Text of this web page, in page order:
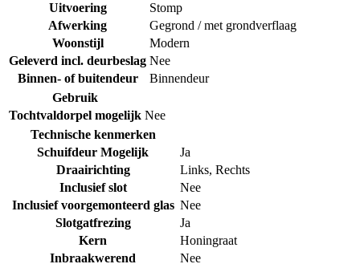
Uitvoering
Stomp
Afwerking
Gegrond / met grondverflaag
Woonstijl
Modern
Geleverd incl. deurbeslag Nee
Binnen- of buitendeur
Binnendeur
Gebruik
Tochtvaldorpel mogelijk Nee
Technische kenmerken
Schuifdeur Mogelijk
Ja
Draairichting
Links, Rechts
Inclusief slot
Nee
Inclusief voorgemonteerd glas Nee
Slotgatfrezing
Ja
Kern
Honingraat
Inbraakwerend
Nee